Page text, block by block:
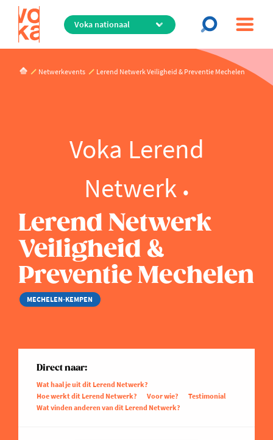
Overslaan
de
inhoud
Netwerkevents Lerend Netwerk Veiligheid & Preventie Mechelen
Voka Lerend
Netwerk
Lerend Netwerk
Veiligheid &
Preventie Mechelen
MECHELEN-KEMPEN
Direct naar:
Wat haal je uit dit Lerend Netwerk?
Hoe werkt dit Lerend Netwerk?
Voor wie?
Testimonial
Wat vinden anderen van dit Lerend Netwerk?